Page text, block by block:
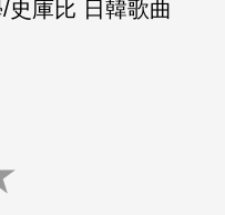
史庫比 日韓歌曲